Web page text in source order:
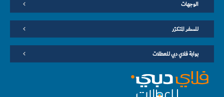
الوجهات
للسفر المتكرّر
بوابة فلاي دبي للعطلات